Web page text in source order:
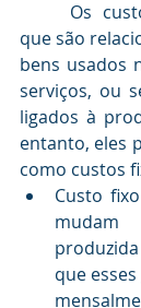
que são
bens usados
serviços, ou
ligados à
entanto, eles
como custos
Custo
mudam
que